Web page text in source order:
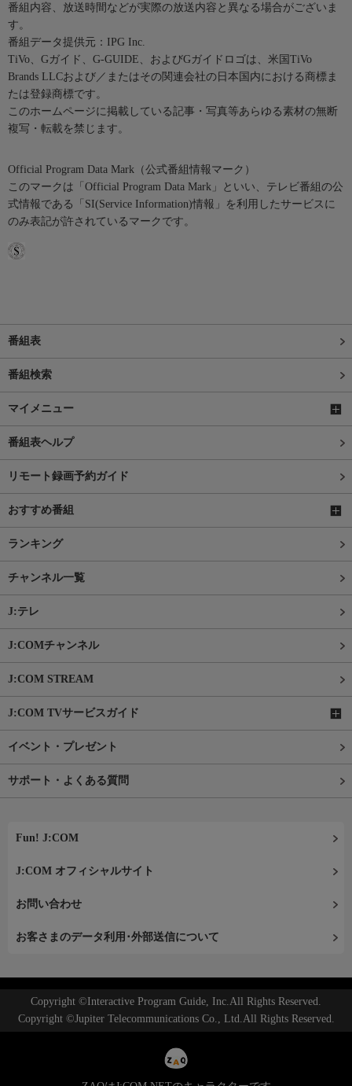
番組内容、放送時間などが実際の放送内容と異なる場合がございま
す。
番組データ提供元：IPG Inc.
TiVo、Gガイド、G-GUIDE、およびGガイドロゴは、米国TiVo
Brands LLCおよび／またはその関連会社の日本国内における商標ま
たは登録商標です。
このホームページに掲載している記事・写真等あらゆる素材の無断
複写・転載を禁じます。
Official Program Data Mark（公式番組情報マーク）
このマークは「Official Program Data Mark」といい、テレビ番組の公
式情報である「SI(Service Information)情報」を利用したサービスに
のみ表記が許されているマークです。
番組表
番組検索
マイメニュー
番組表ヘルプ
リモート録画予約ガイド
おすすめ番組
ランキング
チャンネル一覧
J:テレ
J:COMチャンネル
J:COM STREAM
J:COM TVサービスガイド
イベント・プレゼント
サポート・よくある質問
Fun! J:COM
J:COM オフィシャルサイト
お問い合わせ
お客さまのデータ利用･外部送信について
Copyright ©Interactive Program Guide, Inc.All Rights Reserved.
Copyright ©Jupiter Telecommunications Co., Ltd.All Rights Reserved.